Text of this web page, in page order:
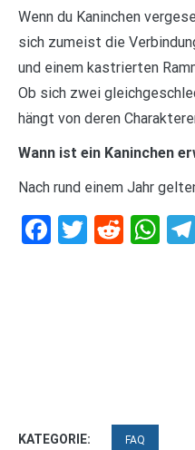
Wenn du Kaninchen
sich zumeist die
und einem kastrierten
Ob sich zwei
hängt von deren
Wann ist ein Kaninchen
Nach rund einem Jahr
Facebook
Twitter
Reddit
KATEGORIE: FAQ